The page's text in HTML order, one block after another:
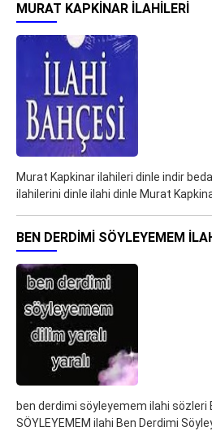
MURAT KAPKINAR ILAHILERI
Murat Kapkinar ilahileri dinle indir
ilahilerini dinle ilahi dinle Murat
BEN DERDIMI SÖYLEYEMEM
ben derdimi söyleyemem ilahi sözleri
SÖYLEYEMEM ilahi Ben Derdimi